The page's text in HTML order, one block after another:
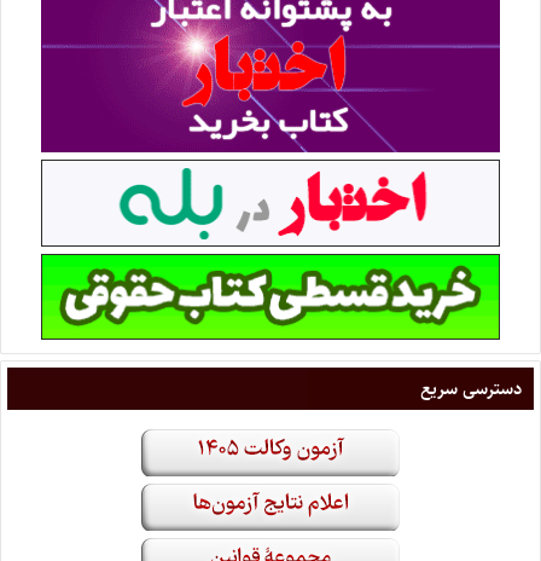
دسترسی سریع